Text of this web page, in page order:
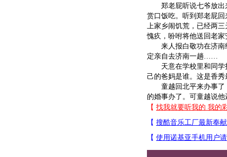
郑老屁听说七爷放出来
赏口饭吃。听到郑老屁
上家乡闹饥荒，已经两
愧疚，吩咐将他送回老家
来人报白敬功在济南
定亲自去济南一趟……
天意在学校里和同学打
己的爸妈是谁。这是香
童越回北平来办事了
的婚事办了。可童越说他